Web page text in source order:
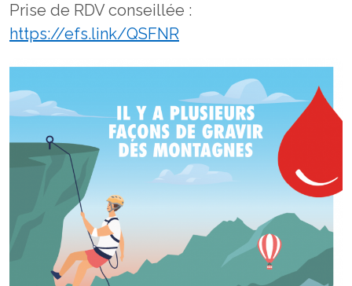
Prise de RDV conseillée :
https://efs.link/QSFNR